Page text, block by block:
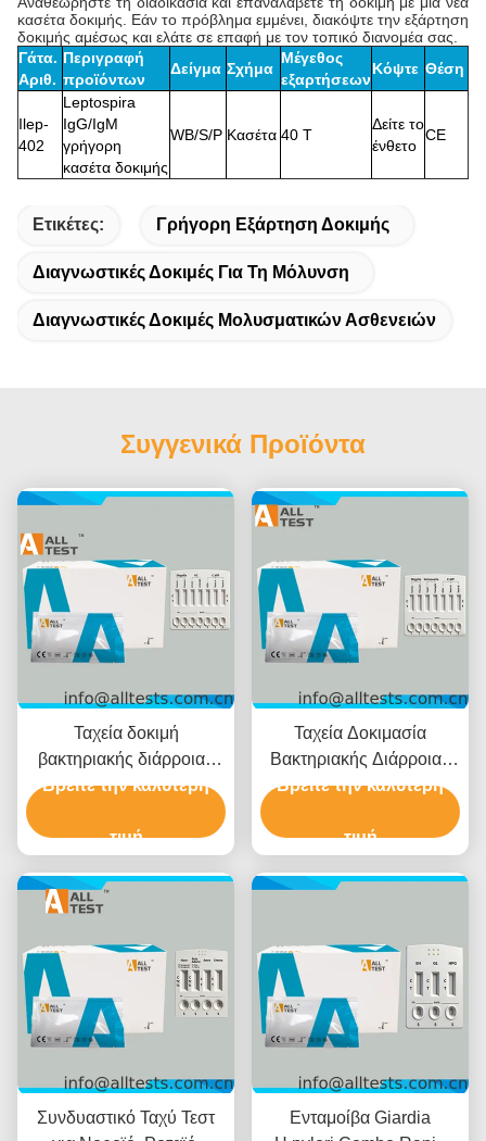
κασέτα δοκιμής. Εάν το πρόβλημα εμμένει, διακόψτε την εξάρτηση
δοκιμής αμέσως και ελάτε σε επαφή με τον τοπικό διανομέα σας.
Γάτα.
Αριθ.
Περιγραφή
προϊόντων
Δείγμα Σχήμα
Μέγεθος
εξαρτήσεων
Κόψτε Θέση
Ilep-
402
Leptospira
IgG/IgM
γρήγορη
κασέτα δοκιμής
WB/S/P Κασέτα 40 Τ
Δείτε το
ένθετο
CE
Ετικέτες: Γρήγορη Εξάρτηση Δοκιμής
Διαγνωστικές Δοκιμές Για Τη Μόλυνση
Διαγνωστικές Δοκιμές Μολυσματικών Ασθενειών
Συγγενικά Προϊόντα
Ταχεία δοκιμή
βακτηριακής διάρροιας
για
με χρόνο ανάγνωσης 10
CE και υψηλή ακρίβεια
Βρείτε την καλύτερη
τιμή
Ταχεία Δοκιμασία
Βακτηριακής Διάρροιας
για
Shigella/Salmonella/C.diff
με Γρήγορα
Λεπτά Υψηλή Ακρίβεια
Ερμηνεία
Βρείτε την καλύτερη
τιμή
Συνδυαστικό Ταχύ Τεστ
Ενταμοίβα Giardia